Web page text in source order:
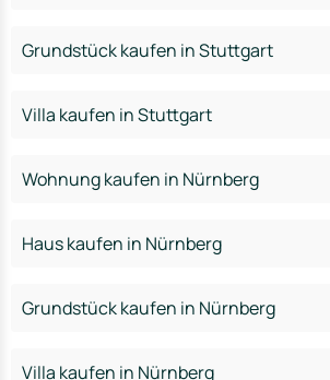
Grundstück kaufen in Stuttgart
Villa kaufen in Stuttgart
Wohnung kaufen in Nürnberg
Haus kaufen in Nürnberg
Grundstück kaufen in Nürnberg
Villa kaufen in Nürnberg